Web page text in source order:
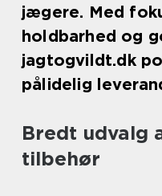
jægere. Med
holdbarhed og
jagtogvildt.dk
pålidelig
Bredt udvalg
tilbehør